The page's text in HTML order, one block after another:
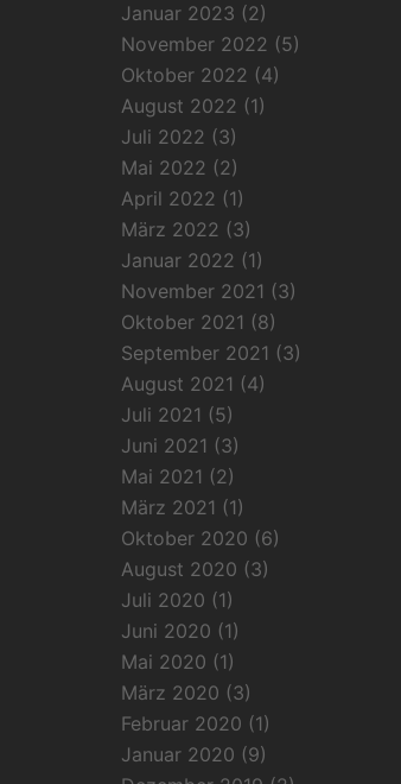
Januar 2023 (2)
November 2022 (5)
Oktober 2022 (4)
August 2022 (1)
Juli 2022 (3)
Mai 2022 (2)
April 2022 (1)
März 2022 (3)
Januar 2022 (1)
November 2021 (3)
Oktober 2021 (8)
September 2021 (3)
August 2021 (4)
Juli 2021 (5)
Juni 2021 (3)
Mai 2021 (2)
März 2021 (1)
Oktober 2020 (6)
August 2020 (3)
Juli 2020 (1)
Juni 2020 (1)
Mai 2020 (1)
März 2020 (3)
Februar 2020 (1)
Januar 2020 (9)